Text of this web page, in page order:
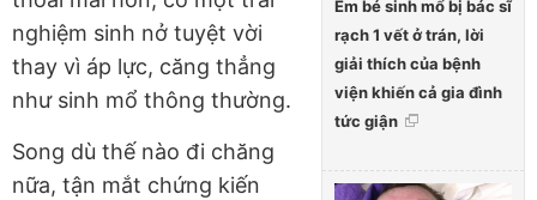
Em bé sinh mổ bị bác sĩ
rạch 1 vết ở trán, lời
giải thích của bệnh
viện khiến cả gia đình
tức giận
nghiệm sinh nở tuyệt vời
thay vì áp lực, căng thẳng
như sinh mổ thông thường.
Song dù thế nào đi chăng
nữa, tận mắt chứng kiến